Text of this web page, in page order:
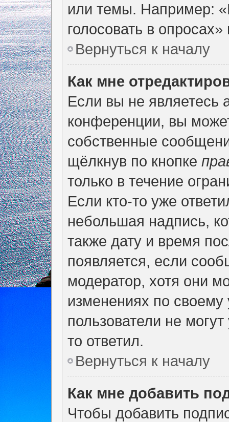
или темы. Например:
голосовать в опросах»
Вернуться к началу
Как мне
Если вы не являетесь
конференции, вы
собственные
щёлкнув по кнопке
только в течение
Если кто-то уже
небольшая надпись,
также дату и время
появляется, если
модератор, хотя они
изменениях по
пользователи не
то ответил.
Вернуться к началу
Как мне добавить
Чтобы добавить